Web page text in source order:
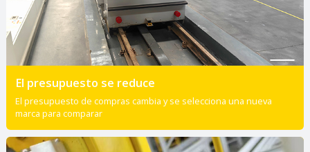
El presupuesto se reduce
El presupuesto de compras cambia y se selecciona una nueva
marca para comparar